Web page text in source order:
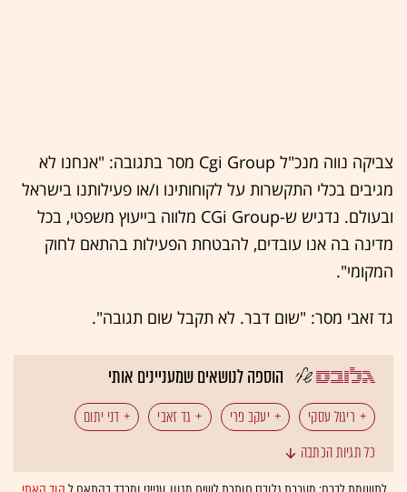
צביקה נווה מנכ"ל Cgi Group מסר בתגובה: "אנחנו לא
מגיבים בכלי התקשרות על לקוחותינו ו/או פעילותנו בישראל
ובעולם. נדגיש ש-CGi Group מלווה בייעוץ משפטי, בכל
מדינה בה אנו עובדים, להבטחת הפעילות בהתאם לחוק
המקומי".
גד זאבי מסר: "שום דבר. לא תקבל שום תגובה".
הוספה לנושאים שמעניינים אותי
ריגול עסקי יעקב פרי גד זאבי דני יתום
כל תגיות הכתבה